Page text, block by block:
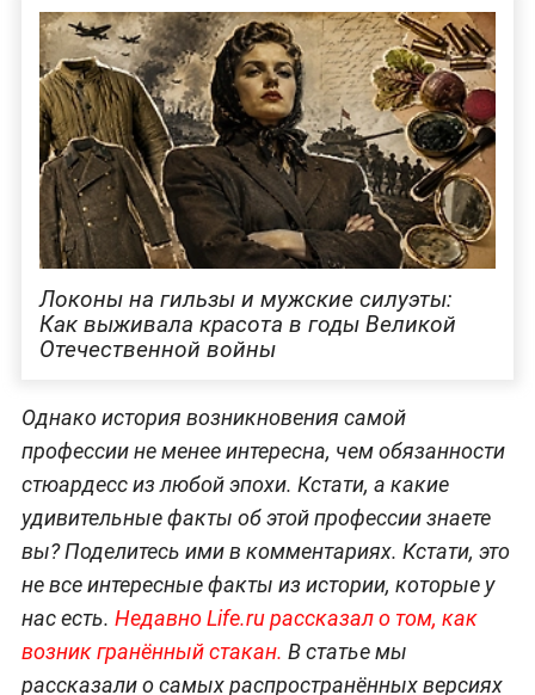
Локоны на гильзы и мужские силуэты:
Как выживала красота в годы Великой
Отечественной войны
Однако история возникновения самой
профессии не менее интересна, чем обязанности
стюардесс из любой эпохи. Кстати, а какие
удивительные факты об этой профессии знаете
вы? Поделитесь ими в комментариях. Кстати, это
не все интересные факты из истории, которые у
нас есть. Недавно Life.ru рассказал о том, как
возник гранённый стакан. В статье мы
рассказали о самых распространённых версиях